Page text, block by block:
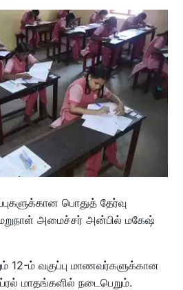
பொதுத் தேர்வு
அமைச்சர் அன்பில் மகேஷ்
12-ம் வகுப்பு மாணவர்களுக்கான
மாதங்களில் நடைபெறும்.